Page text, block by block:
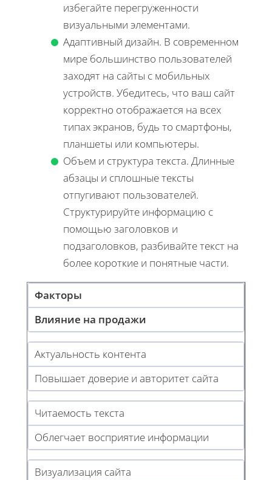
избегайте перегруженности
визуальными элементами.
Адаптивный дизайн. В современном
мире большинство пользователей
заходят на сайты с мобильных
устройств. Убедитесь, что ваш сайт
корректно отображается на всех
типах экранов, будь то смартфоны,
планшеты или компьютеры.
Объем и структура текста. Длинные
абзацы и сплошные тексты
отпугивают пользователей.
Структурируйте информацию с
помощью заголовков и
подзаголовков, разбивайте текст на
более короткие и понятные части.
Факторы
Влияние на продажи
Актуальность контента
Повышает доверие и авторитет сайта
Читаемость текста
Облегчает восприятие информации
Визуализация сайта